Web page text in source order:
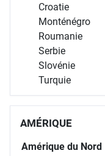
Croatie
Monténégro
Roumanie
Serbie
Slovénie
Turquie
AMÉRIQUE
Amérique du Nord